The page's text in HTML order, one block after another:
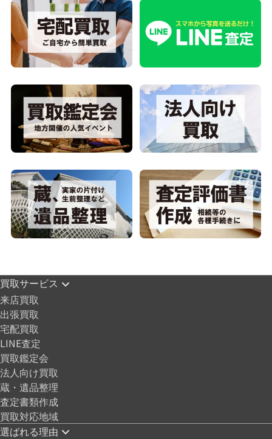
買取サービス
来店買取
出張買取
宅配買取
LINE査定
買取鑑定会
法人向け買取
蔵・遺品整理
査定書類作成
買取対応地域
選ばれる理由